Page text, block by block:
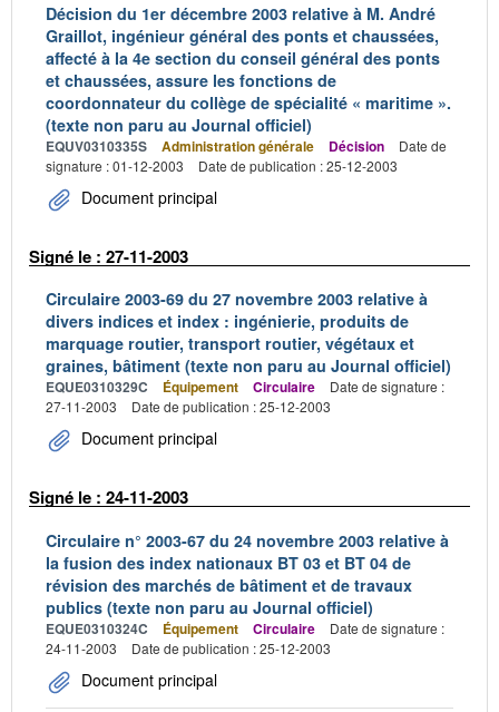
Décision du 1er décembre 2003 relative à M. André
Graillot, ingénieur général des ponts et chaussées,
affecté à la 4e section du conseil général des ponts
et chaussées, assure les fonctions de
coordonnateur du collège de spécialité « maritime ».
(texte non paru au Journal officiel)
EQUV0310335S Administration générale Décision
Date de
signature : 01-12-2003
Date de publication : 25-12-2003
Document principal
Signé le : 27-11-2003
Circulaire 2003-69 du 27 novembre 2003 relative à
divers indices et index : ingénierie, produits de
marquage routier, transport routier, végétaux et
graines, bâtiment (texte non paru au Journal officiel)
EQUE0310329C Équipement Circulaire
Date de signature :
27-11-2003
Date de publication : 25-12-2003
Document principal
Signé le : 24-11-2003
Circulaire n° 2003-67 du 24 novembre 2003 relative à
la fusion des index nationaux BT 03 et BT 04 de
révision des marchés de bâtiment et de travaux
publics (texte non paru au Journal officiel)
EQUE0310324C Équipement Circulaire
Date de signature :
24-11-2003
Date de publication : 25-12-2003
Document principal